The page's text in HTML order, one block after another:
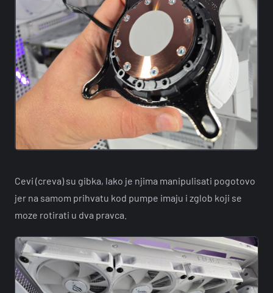
Cevi (creva) su gibka, lako je njima manipulisati pogotovo
jer na samom prihvatu kod pumpe imaju i zglob koji se
moze rotirati u dva pravca.